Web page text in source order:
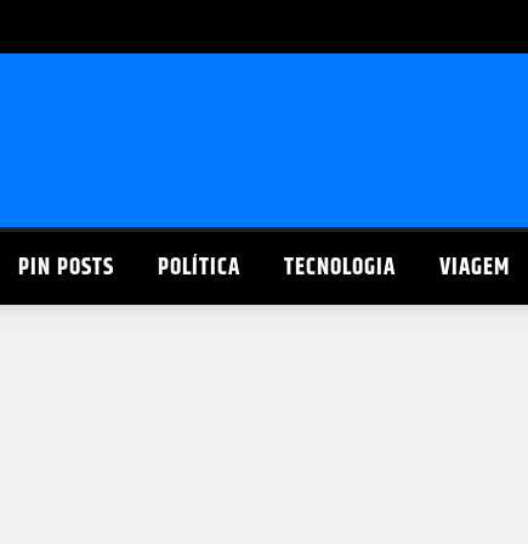
PIN POSTS POLÍTICA TECNOLOGIA VIAGEM